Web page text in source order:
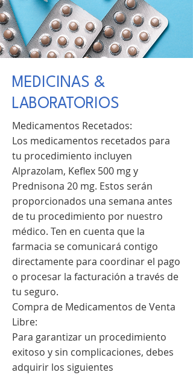
MEDICINAS &
LABORATORIOS
Medicamentos Recetados:
Los medicamentos recetados para
tu procedimiento incluyen
Alprazolam, Keflex 500 mg y
Prednisona 20 mg. Estos serán
proporcionados una semana antes
de tu procedimiento por nuestro
médico. Ten en cuenta que la
farmacia se comunicará contigo
directamente para coordinar el pago
o procesar la facturación a través de
tu seguro.
Compra de Medicamentos de Venta
Libre:
Para garantizar un procedimiento
exitoso y sin complicaciones, debes
adquirir los siguientes